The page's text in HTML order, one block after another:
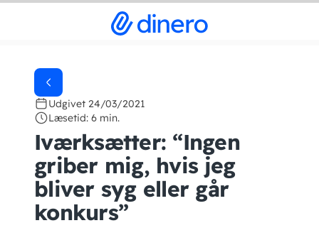
Udgivet 24/03/2021
Læsetid: 6 min.
Iværksætter: “Ingen
griber mig, hvis jeg
bliver syg eller går
konkurs”